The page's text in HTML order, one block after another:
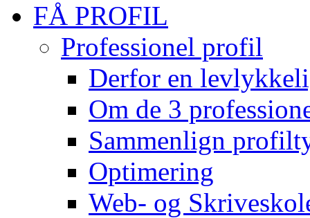
FÅ PROFIL
Professionel profil
Derfor en
Om de 3
Sammenlign
Optimering
Web- og